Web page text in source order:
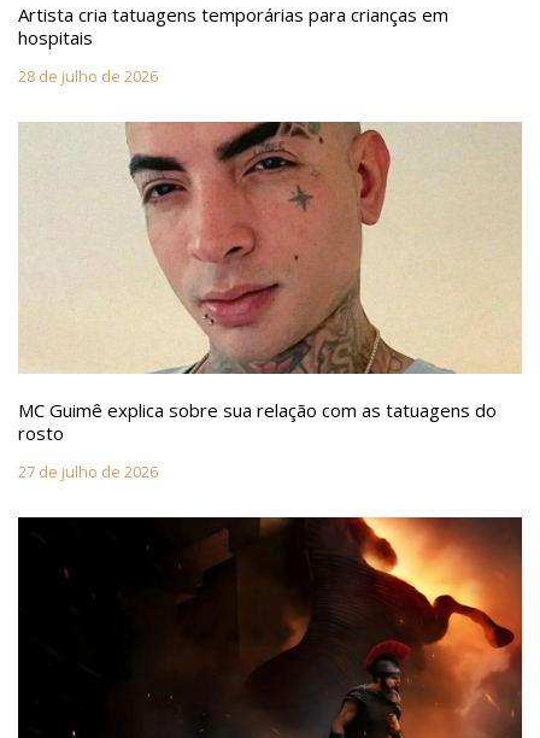
Artista cria tatuagens temporárias para crianças em
hospitais
28 de julho de 2026
MC Guimê explica sobre sua relação com as tatuagens do
rosto
27 de julho de 2026